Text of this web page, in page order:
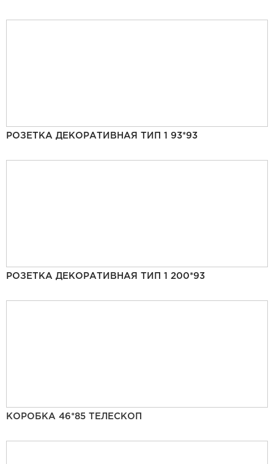
РОЗЕТКА ДЕКОРАТИВНАЯ ТИП 1 93*93
РОЗЕТКА ДЕКОРАТИВНАЯ ТИП 1 200*93
КОРОБКА 46*85 ТЕЛЕСКОП